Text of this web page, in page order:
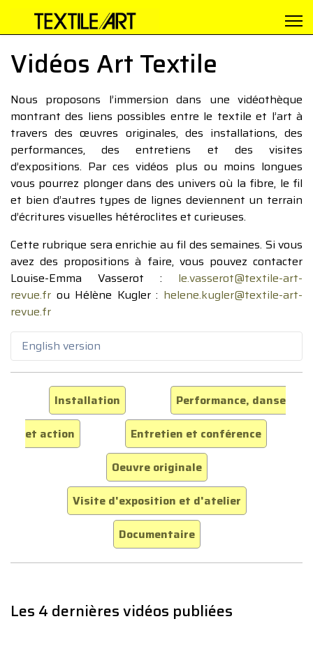
Vidéos Art Textile
Nous proposons l’immersion dans une vidéothèque
montrant des liens possibles entre le textile et l’art à
travers des œuvres originales, des installations, des
performances, des entretiens et des visites
d’expositions. Par ces vidéos plus ou moins longues
vous pourrez plonger dans des univers où la fibre, le fil
et bien d’autres types de lignes deviennent un terrain
d’écritures visuelles hétéroclites et curieuses.
Cette rubrique sera enrichie au fil des semaines. Si vous
avez des propositions à faire, vous pouvez contacter
Louise-Emma Vasserot : le.vasserot@textile-art-
revue.fr ou Hélène Kugler : helene.kugler@textile-art-
revue.fr
English version
Installation
Performance, danse
et action
Entretien et conférence
Oeuvre originale
Visite d'exposition et d'atelier
Documentaire
Les 4 dernières vidéos publiées